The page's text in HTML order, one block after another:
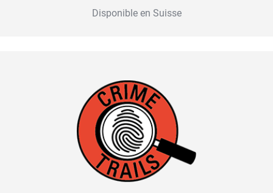
Disponible en Suisse